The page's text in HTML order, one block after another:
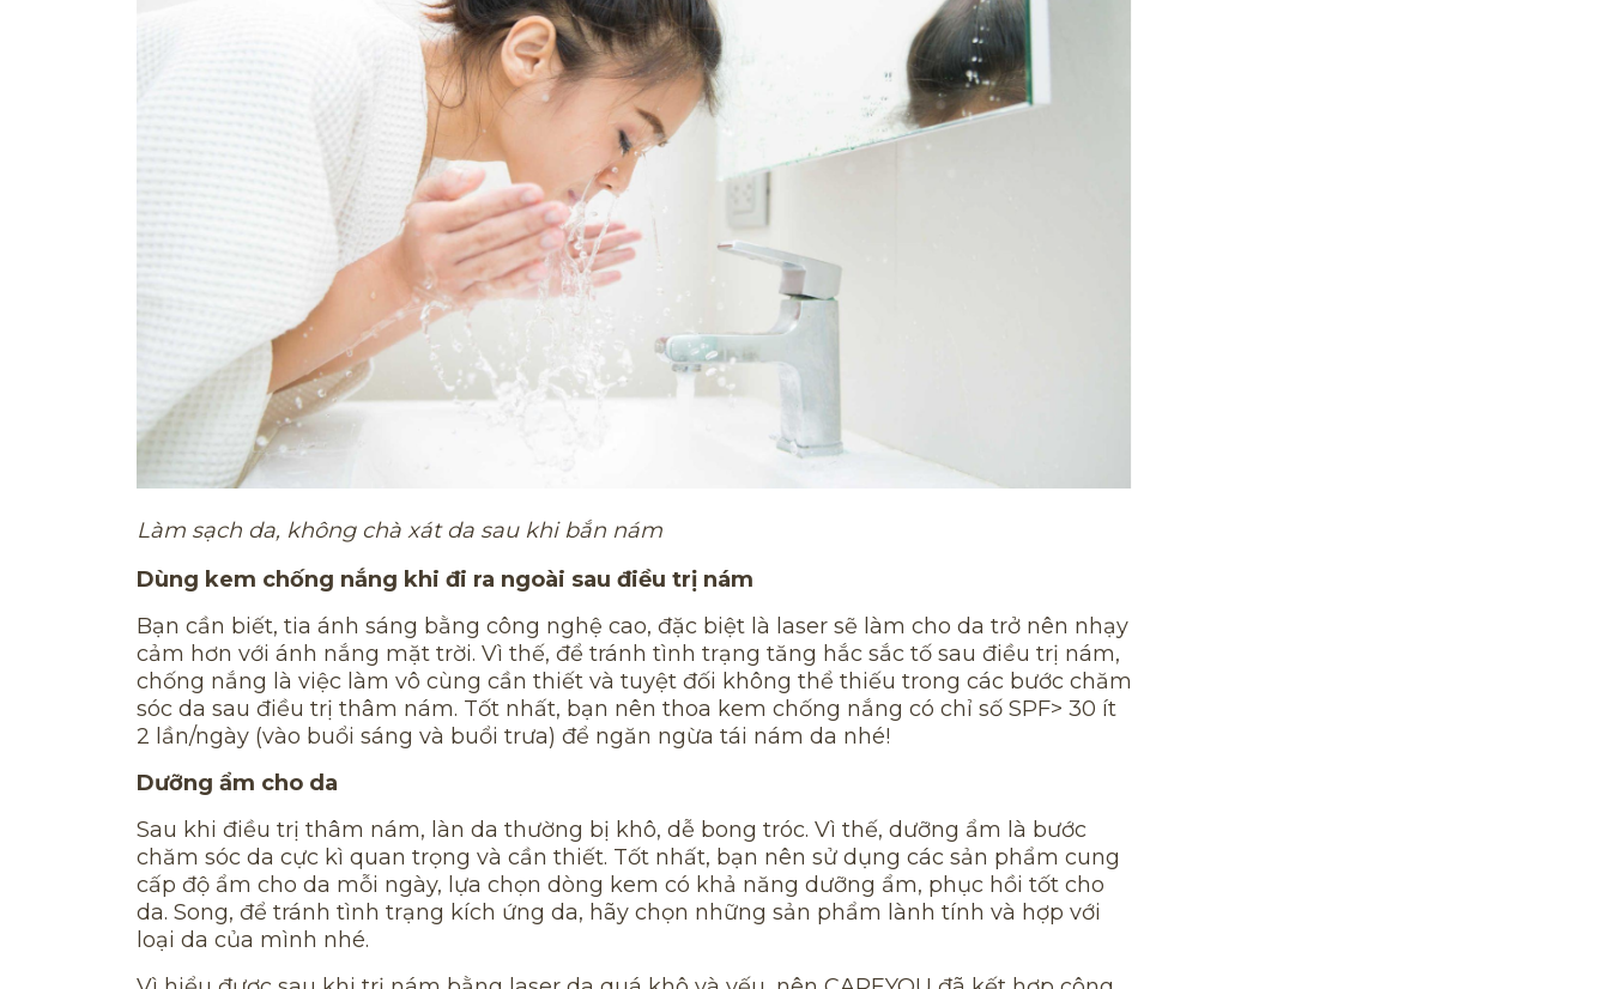
Làm sạch da, không chà xát da sau khi bắn nám
Dùng kem chống nắng khi đi ra ngoài sau điều trị nám
Bạn cần biết, tia ánh sáng bằng công nghệ cao, đặc biệt là laser sẽ làm cho da trở nên nhạy
cảm hơn với ánh nắng mặt trời. Vì thế, để tránh tình trạng tăng hắc sắc tố sau điều trị nám,
chống nắng là việc làm vô cùng cần thiết và tuyệt đối không thể thiếu trong các bước chăm
sóc da sau điều trị thâm nám. Tốt nhất, bạn nên thoa kem chống nắng có chỉ số SPF> 30 ít
2 lần/ngày (vào buổi sáng và buổi trưa) để ngăn ngừa tái nám da nhé!
Dưỡng ẩm cho da
Sau khi điều trị thâm nám, làn da thường bị khô, dễ bong tróc. Vì thế, dưỡng ẩm là bước
chăm sóc da cực kì quan trọng và cần thiết. Tốt nhất, bạn nên sử dụng các sản phẩm cung
cấp độ ẩm cho da mỗi ngày, lựa chọn dòng kem có khả năng dưỡng ẩm, phục hồi tốt cho
da. Song, để tránh tình trạng kích ứng da, hãy chọn những sản phẩm lành tính và hợp với
loại da của mình nhé.